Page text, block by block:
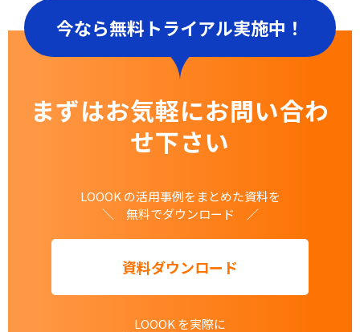
今なら無料トライアル実施中！
まずはお気軽にお問い合わ
せ下さい
LOOOK の活用事例をまとめた資料を
＼ 無料でダウンロード ／
資料ダウンロード
LOOOK を実際に